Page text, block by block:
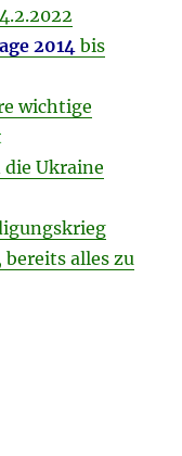
2014 bis
wichtige
Ukraine
bereits alles zu